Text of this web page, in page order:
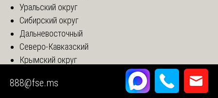
Уральский округ
Сибирский округ
Дальневосточный
Северо-Кавказский
Крымский округ
888@fse.ms